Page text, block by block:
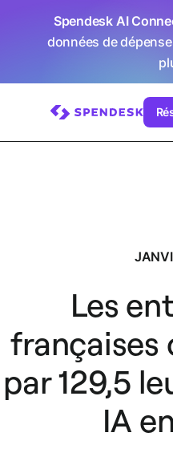
Spendesk AI
données de
Les
françaises
par 129,5
IA